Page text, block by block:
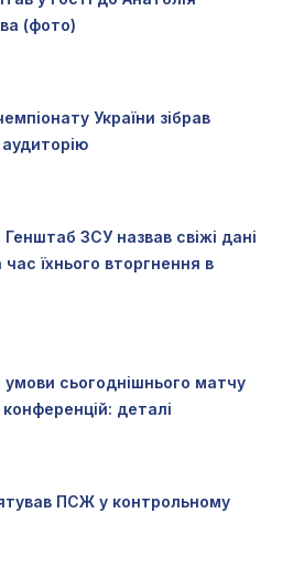
(фото)
України зібрав
ЗСУ назвав свіжі дані
час їхнього вторгнення в
сьогоднішнього матчу
деталі
ПСЖ у контрольному